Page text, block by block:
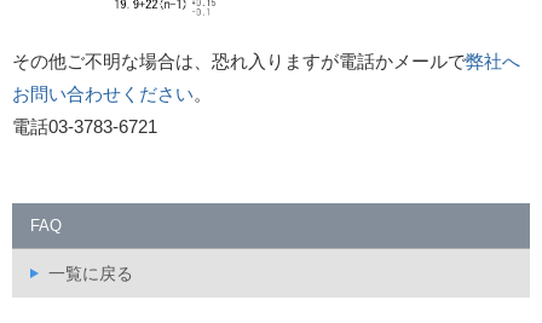
その他ご不明な場合は、恐れ入りますが電話かメールで弊社へ
お問い合わせください。
電話03-3783-6721
FAQ
一覧に戻る